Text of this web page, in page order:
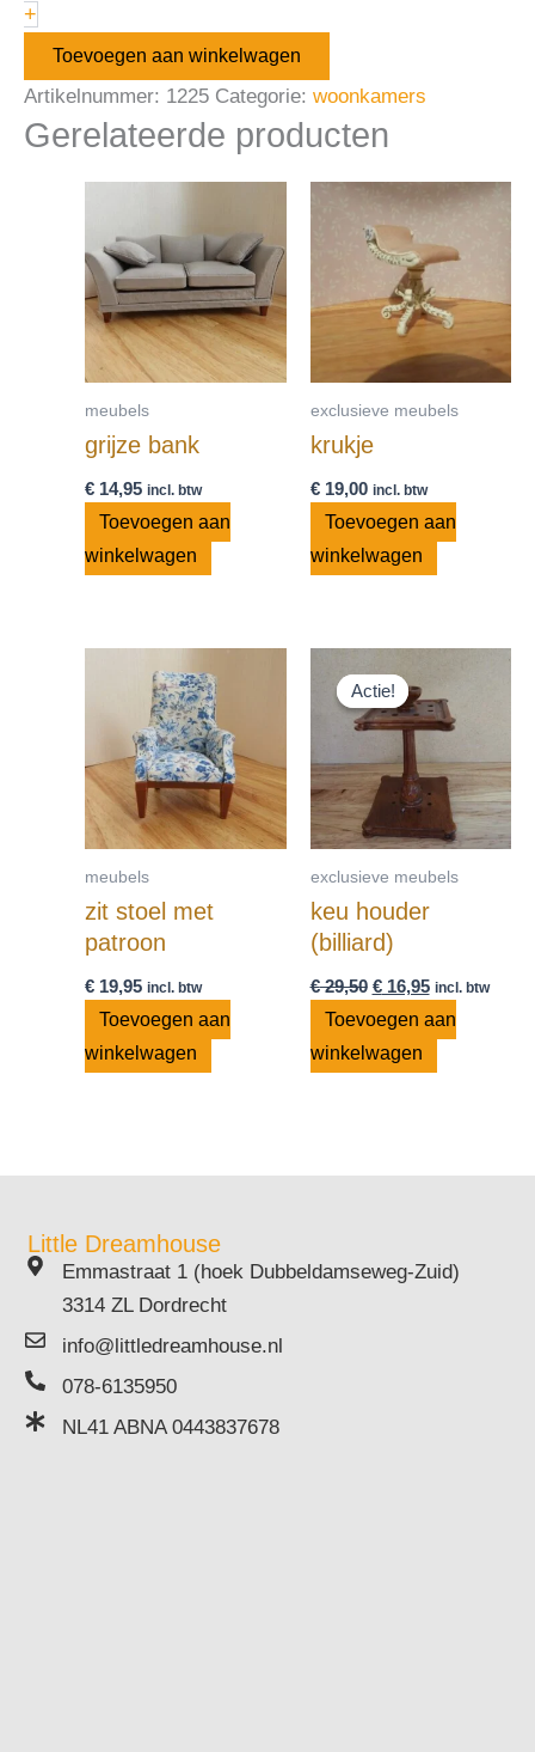
+
Toevoegen aan winkelwagen
Artikelnummer: 1225 Categorie: woonkamers
Gerelateerde producten
meubels
grijze bank
€ 14,95 incl. btw
Toevoegen aan
winkelwagen
exclusieve meubels
krukje
€19,00 incl. btw
Toevoegen aan
winkelwagen
meubels
zit stoel met
patroon
€ 19,95 incl. btw
Toevoegen aan
winkelwagen
Actie!
Actie!
exclusieve meubels
keu houder
(billiard)
€29,50
prijs
was:
€ 29,50.
€16,95
is:
€ 16,95.
incl. btw
Toevoegen aan
winkelwagen
Little Dreamhouse
Emmastraat 1 (hoek Dubbeldamseweg-Zuid)
3314 ZL Dordrecht
info@littledreamhouse.nl
078-6135950
NL41 ABNA 0443837678